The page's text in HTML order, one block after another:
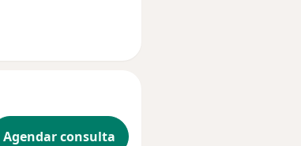
Agendar consulta